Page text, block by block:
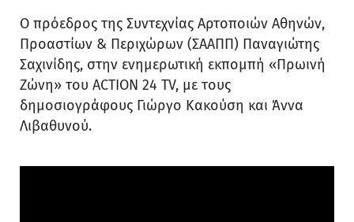
Ο πρόεδρος της Συντεχνίας Αρτοποιών Αθηνών,
Προαστίων & Περιχώρων (ΣΑΑΠΠ) Παναγιώτης
Σαχινίδης, στην ενημερωτική εκπομπή «Πρωινή
Ζώνη» του ACTION 24 TV, με τους
δημοσιογράφους Γιώργο Κακούση και Άννα
Λιβαθυνού.